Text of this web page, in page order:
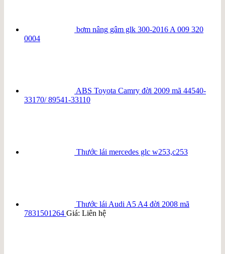
bơm nâng gâm glk 300-2016 A 009 320
0004
ABS Toyota Camry đời 2009 mã 44540-
33170/ 89541-33110
Thước lái mercedes glc w253,c253
Thước lái Audi A5 A4 đời 2008 mã
7831501264 Giá: Liên hệ